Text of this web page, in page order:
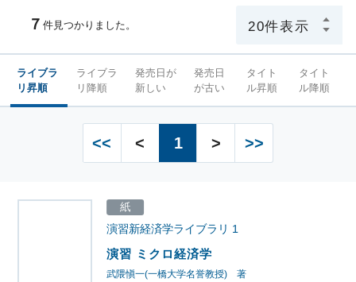
７ 件見つかりました。
ライブラ
リ昇順
ライブラ
リ降順
発売日が
新しい
発売日
が古い
タイト
ル昇順
タイト
ル降順
<< < 1 > >>
演習 ミクロ経済学
演習新経済学ライブラリ 1
武隈愼一(一橋大学名誉教授) 著
紙